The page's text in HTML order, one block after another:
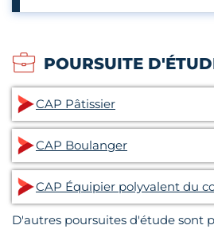
POURSUITE
CAP Pâtissier
CAP Boulanger
CAP Équipier polyvalent du
D'autres poursuites d'étude sont